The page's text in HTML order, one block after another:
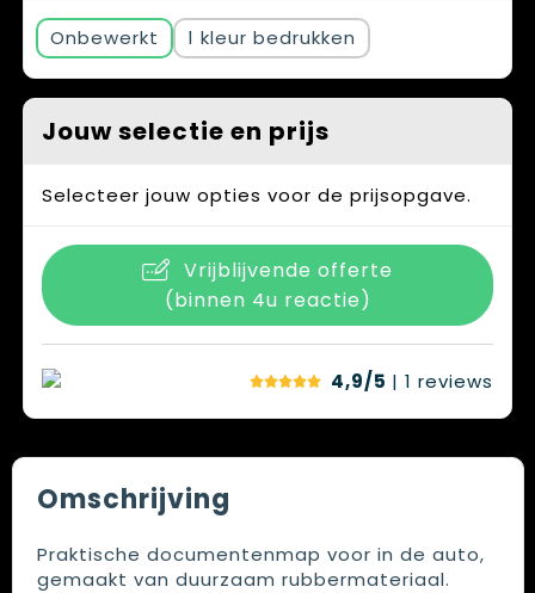
Onbewerkt 1
Jouw selectie en prijs
Selecteer jouw opties voor de prijsopgave.
Vrijblijvende offerte
(binnen 4u reactie)
4,9/5 | 1 reviews
Omschrijving
Praktische documentenmap voor in de auto,
gemaakt van duurzaam rubbermateriaal.